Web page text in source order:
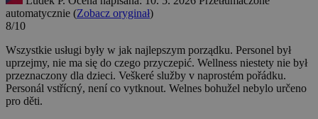
automatycznie (Zobacz oryginał)
8/10
Wszystkie usługi były w jak najlepszym porządku. Personel był
uprzejmy, nie ma się do czego przyczepić. Wellness niestety nie był
przeznaczony dla dzieci. Veškeré služby v naprostém pořádku.
Personál vstřícný, není co vytknout. Welnes bohužel nebylo určeno
pro děti.